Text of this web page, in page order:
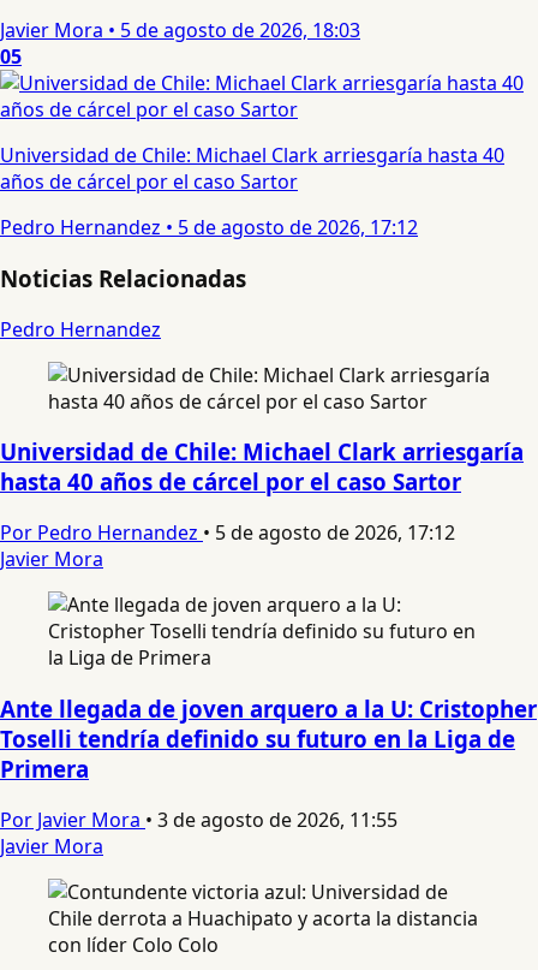
Javier Mora • 5 de agosto de 2026, 18:03
05
Universidad de Chile: Michael Clark arriesgaría hasta 40
años de cárcel por el caso Sartor
Pedro Hernandez • 5 de agosto de 2026, 17:12
Noticias Relacionadas
Pedro Hernandez
Universidad de Chile: Michael Clark arriesgaría
hasta 40 años de cárcel por el caso Sartor
Por Pedro Hernandez • 5 de agosto de 2026, 17:12
Javier Mora
Ante llegada de joven arquero a la U: Cristopher
Toselli tendría definido su futuro en la Liga de
Primera
Por Javier Mora • 3 de agosto de 2026, 11:55
Javier Mora